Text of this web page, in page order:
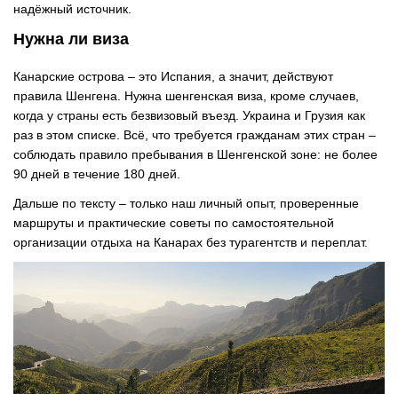
надёжный источник.
Нужна ли виза
Канарские острова – это Испания, а значит, действуют
правила Шенгена. Нужна шенгенская виза, кроме случаев,
когда у страны есть безвизовый въезд. Украина и Грузия как
раз в этом списке. Всё, что требуется гражданам этих стран –
соблюдать правило пребывания в Шенгенской зоне: не более
90 дней в течение 180 дней.
Дальше по тексту – только наш личный опыт, проверенные
маршруты и практические советы по самостоятельной
организации отдыха на Канарах без турагентств и переплат.